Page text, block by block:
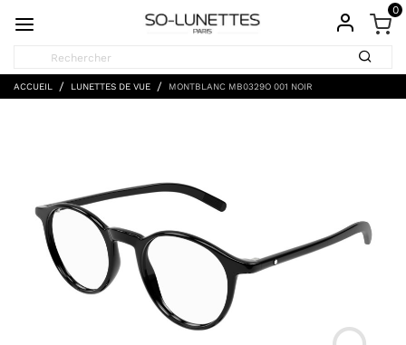
0
ACCUEIL LUNETTES DE VUE MONTBLANC MB0329O 001 NOIR